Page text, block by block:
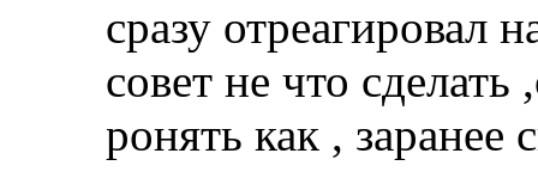
сразу
совет не что
ронять как , заранее